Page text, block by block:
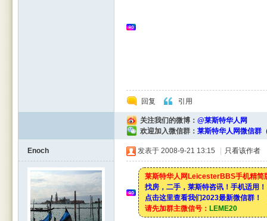
回复 引用
关注我们的微博：@莱斯特华人网
欢迎加入微信群：莱斯特华人网微信群
Enoch 发表于 2008-9-21 13:15 只看该作者
莱斯特华人网LeicesterBBS手机精简
找房，二手，莱斯特咨讯！手机适用！
点击这里查看我们2023最新微信群！
请先加群主微信号： LEME20